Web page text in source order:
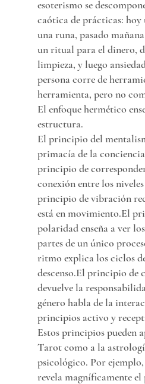
esoterismo se
caótica de prácticas: hoy
una runa, pasado
un ritual para el dinero,
limpieza, y luego
persona corre de
herramienta, pero no
El enfoque hermético
estructura.
El principio del
primacía de la
principio de
conexión entre los
principio de vibración
está en movimiento.El
polaridad enseña a ver
partes de un único
ritmo explica los ciclos
descenso.El principio de
devuelve la
género habla de la
principios activo y
Estos principios pueden
Tarot como a la
psicológico. Por
revela magníficamente